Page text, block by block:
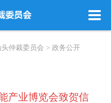
头仲裁委员会 > 政务公开
产业博览会致贺信